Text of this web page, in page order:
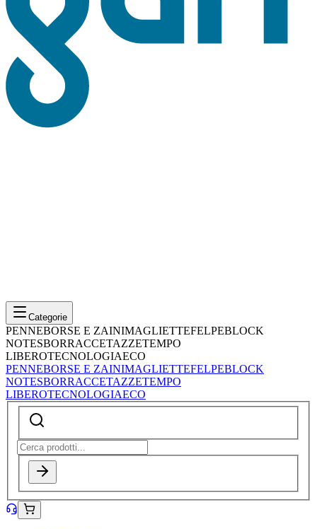
Categorie
PENNEBORSE E ZAINIMAGLIETTEFELPEBLOCK
NOTESBORRACCETAZZETEMPO
LIBEROTECNOLOGIAECO
PENNEBORSE E ZAINIMAGLIETTEFELPEBLOCK
NOTESBORRACCETAZZETEMPO
LIBEROTECNOLOGIAECO